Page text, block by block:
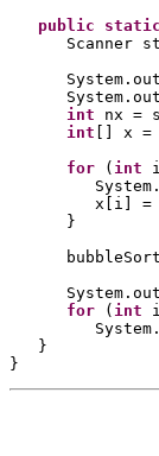
public
Scanner
int nx =
int
x =
for
( int
x
i =
}
bubbleSort
for
( int
}
}